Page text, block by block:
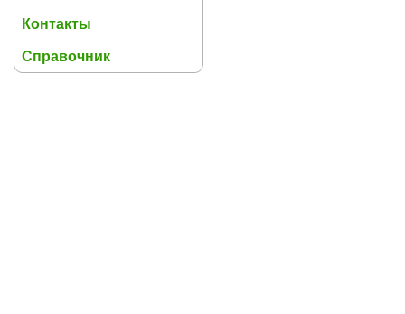
Контакты
Справочник